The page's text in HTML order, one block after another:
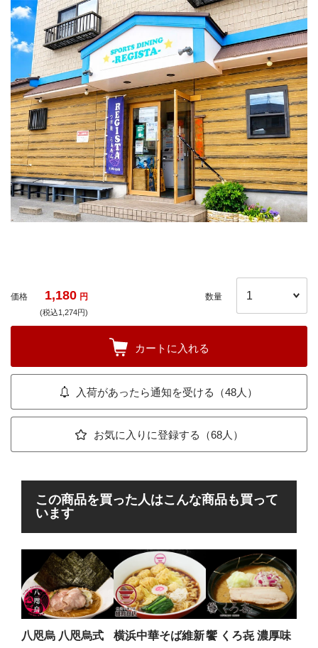
価格 1,180 円
(税込1,274円)
数量
カートに入れる
入荷があったら通知を受ける（48人）
お気に入りに登録する（68人）
この商品を買った人はこんな商品も買って
います
八咫烏 八咫烏式
横浜中華そば維新饗 くろ㐂 濃厚味